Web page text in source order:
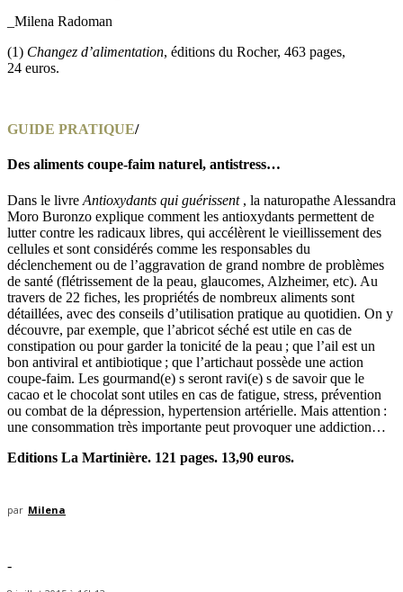
_Milena Radoman
(1) Changez d’alimentation, éditions du Rocher, 463 pages,
24 euros.
GUIDE PRATIQUE/
Des aliments coupe-faim naturel, antistress…
Dans le livre Antioxydants qui guérissent , la naturopathe Alessandra
Moro Buronzo explique comment les antioxydants permettent de
lutter contre les radicaux libres, qui accélèrent le vieillissement des
cellules et sont considérés comme les responsables du
déclenchement ou de l’aggravation de grand nombre de problèmes
de santé (flétrissement de la peau, glaucomes, Alzheimer, etc). Au
travers de 22 fiches, les propriétés de nombreux aliments sont
détaillées, avec des conseils d’utilisation pratique au quotidien. On y
découvre, par exemple, que l’abricot séché est utile en cas de
constipation ou pour garder la tonicité de la peau ; que l’ail est un
bon antiviral et antibiotique ; que l’artichaut possède une action
coupe-faim. Les gourmand(e) s seront ravi(e) s de savoir que le
cacao et le chocolat sont utiles en cas de fatigue, stress, prévention
ou combat de la dépression, hypertension artérielle. Mais attention :
une consommation très importante peut provoquer une addiction…
Editions La Martinière. 121 pages. 13,90 euros.
par Milena
-